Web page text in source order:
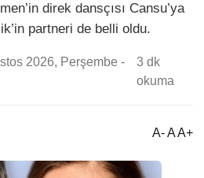
direk dansçısı Cansu’ya
partneri de belli oldu.
2026, Perşembe -
3 dk
okuma
A- A A+